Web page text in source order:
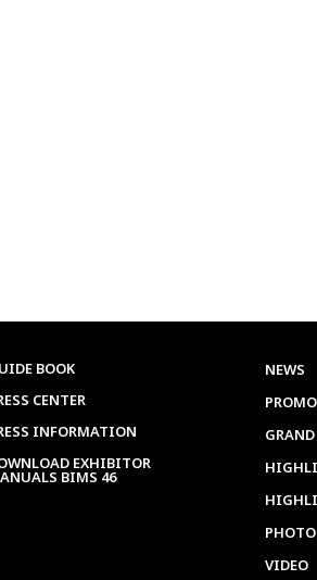
BOOK
CENTER
INFORMATION
EXHIBITOR
BIMS 46
NEWS
PHOTO
VIDEO